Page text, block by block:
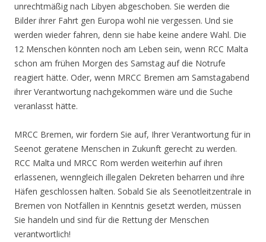
unrechtmäßig nach Libyen abgeschoben. Sie werden die
Bilder ihrer Fahrt gen Europa wohl nie vergessen. Und sie
werden wieder fahren, denn sie habe keine andere Wahl. Die
12 Menschen könnten noch am Leben sein, wenn RCC Malta
schon am frühen Morgen des Samstag auf die Notrufe
reagiert hätte. Oder, wenn MRCC Bremen am Samstagabend
ihrer Verantwortung nachgekommen wäre und die Suche
veranlasst hätte.
MRCC Bremen, wir fordern Sie auf, Ihrer Verantwortung für in
Seenot geratene Menschen in Zukunft gerecht zu werden.
RCC Malta und MRCC Rom werden weiterhin auf ihren
erlassenen, wenngleich illegalen Dekreten beharren und ihre
Häfen geschlossen halten. Sobald Sie als Seenotleitzentrale in
Bremen von Notfällen in Kenntnis gesetzt werden, müssen
Sie handeln und sind für die Rettung der Menschen
verantwortlich!